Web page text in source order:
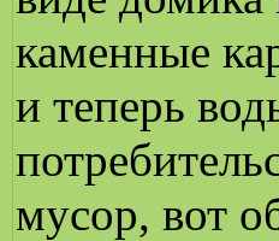
каменные
и теперь
мусор, вот